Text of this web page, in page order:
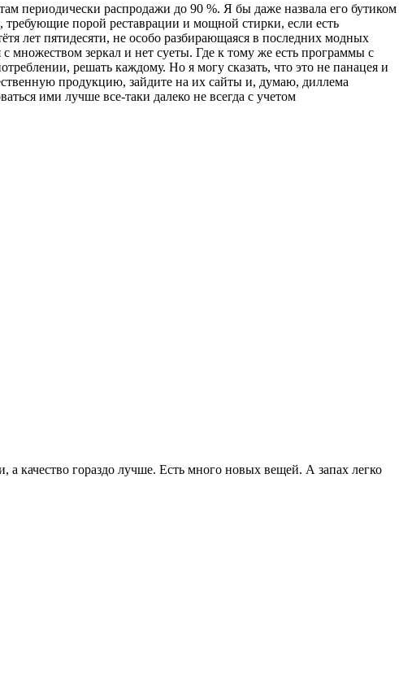
периодически распродажи до 90 %. Я бы даже назвала его бутиком
порой реставрации и мощной стирки, если есть
лет пятидесяти, не особо разбирающаяся в последних модных
множеством зеркал и нет суеты. Где к тому же есть программы с
решать каждому. Но я могу сказать, что это не панацея и
продукцию, зайдите на их сайты и, думаю, диллема
ими лучше все-таки далеко не всегда с учетом
качество гораздо лучше. Есть много новых вещей. А запах легко